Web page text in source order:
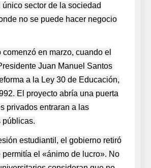
sector de la sociedad
no se puede hacer negocio
comenzó en marzo, cuando el
Juan Manuel Santos
a la Ley 30 de Educación,
El proyecto abría una puerta
privados entraran a las
públicas.
estudiantil, el gobierno retiró
el «ánimo de lucro». No